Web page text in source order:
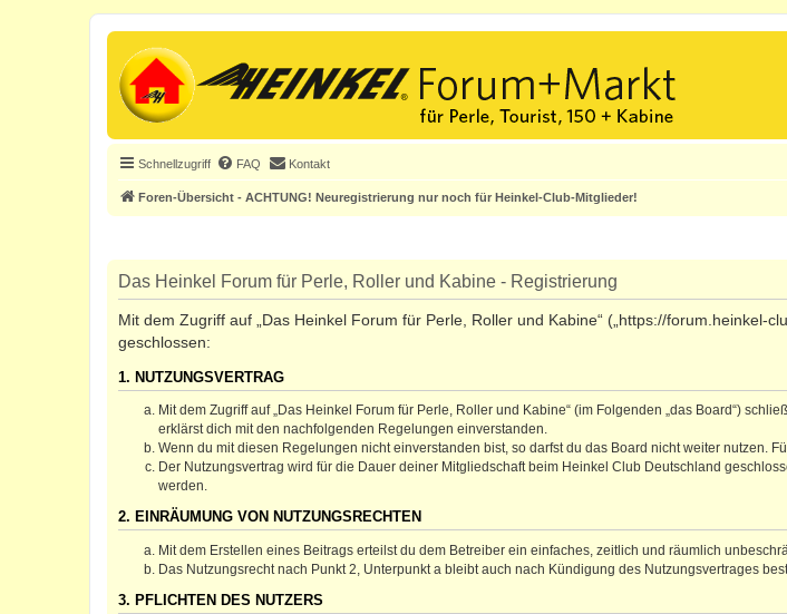
Schnellzugriff FAQ Kontakt
Foren-Übersicht - ACHTUNG! Neuregistrierung nur noch für Heinkel-Club-Mitglieder!
Das Heinkel Forum für Perle, Roller und Kabine - Registrierung
Mit dem Zugriff auf „Das Heinkel Forum für Perle, Roller und Kabine“ („https://
geschlossen:
1. NUTZUNGSVERTRAG
Mit dem Zugriff auf „Das Heinkel Forum für Perle, Roller und Kabine“ (im Folgenden „das Board“)
erklärst dich mit den nachfolgenden Regelungen einverstanden.
Wenn du mit diesen Regelungen nicht einverstanden bist, so darfst du das Board nicht weiter nutzen.
Der Nutzungsvertrag wird für die Dauer deiner Mitgliedschaft beim Heinkel Club Deutschland
werden.
2. EINRÄUMUNG VON NUTZUNGSRECHTEN
Mit dem Erstellen eines Beitrags erteilst du dem Betreiber ein einfaches, zeitlich und räumlich
Das Nutzungsrecht nach Punkt 2, Unterpunkt a bleibt auch nach Kündigung des Nutzungsvertrages
3. PFLICHTEN DES NUTZERS